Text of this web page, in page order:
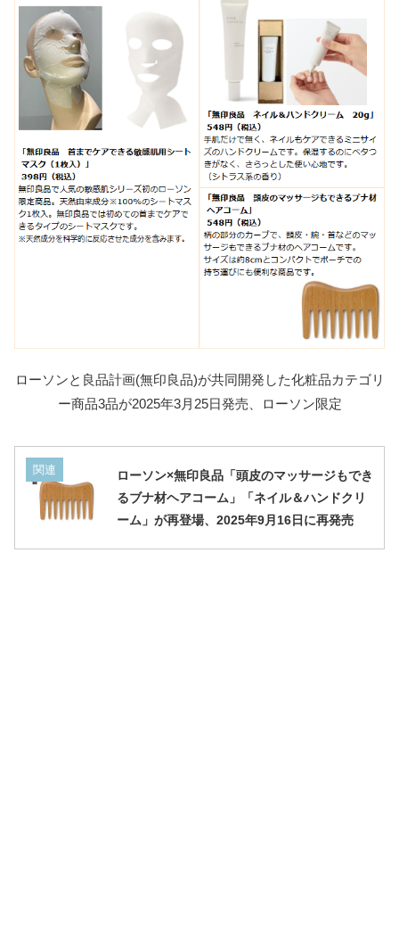
ローソンと良品計画(無印良品)が共同開発した化粧品カテゴリ
ー商品3品が2025年3月25日発売、ローソン限定
関連
ローソン×無印良品「頭皮のマッサージもでき
るブナ材ヘアコーム」「ネイル＆ハンドクリ
ーム」が再登場、2025年9月16日に再発売